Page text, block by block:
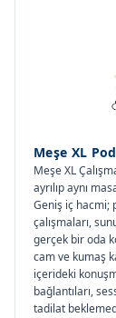
Meşe XL Pod
Meşe XL
ayrılıp aynı
Geniş iç hacmi;
çalışmaları,
gerçek bir oda
cam ve kumaş
içerideki
bağlantıları,
tadilat